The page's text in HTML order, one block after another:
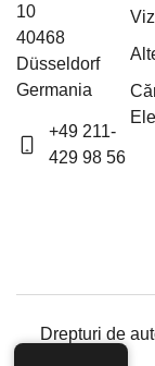
10
40468
Düsseldorf
Germania
+49 211-
429 98 56
Drepturi de